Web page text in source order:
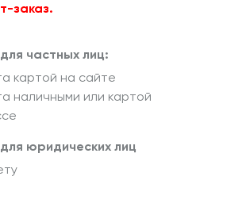
заказ.
частных лиц:
картой на сайте
наличными или картой
юридических лиц